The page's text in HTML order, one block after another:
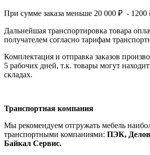
При сумме заказа меньше 20 000 ₽ - 1200
Дальнейшая транспортировка товара
получателем согласно тарифам транспо
Комплектация и отправка заказов
5 рабочих дней, т.к. товары могут
складах.
Транспортная компания
Мы рекомендуем отгружать мебель
транспортными компаниями: ПЭК,
Байкал Сервис.